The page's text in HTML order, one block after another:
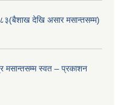
देखि असार मसान्तसम्म)
मसान्तसम्म स्वत – प्रकाशन